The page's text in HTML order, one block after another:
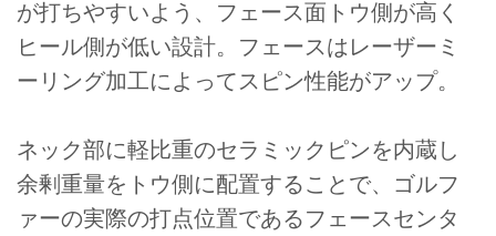
が打ちやすいよう、フェース面トウ側が高く
ヒール側が低い設計。フェースはレーザーミ
ーリング加工によってスピン性能がアップ。
ネック部に軽比重のセラミックピンを内蔵し
余剰重量をトウ側に配置することで、ゴルフ
ァーの実際の打点位置であるフェースセンタ